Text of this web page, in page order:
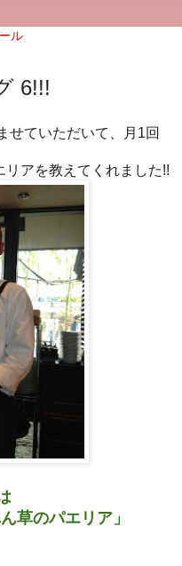
6!!!
せていただいて、月 1回
アを教えてくれました!!
パエリア」